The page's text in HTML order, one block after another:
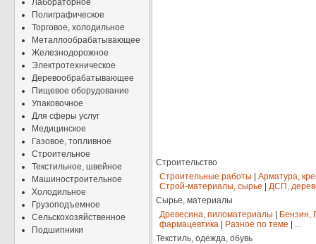
Лабораторное
Полиграфическое
Торговое, холодильное
Металлообрабатывающее
Железнодорожное
Электротехническое
Деревообрабатывающее
Пищевое оборудование
Упаковочное
Для сферы услуг
Медицинское
Газовое, топливное
Строительное
Текстильное, швейное
Машиностроительное
Холодильное
Грузоподъемное
Сельскохозяйственное
Подшипники
Строительство
Строительные работы
Арматура,
Строй-материалы, сырье
ДСП,
Сырье, материалы
Древесина, пиломатериалы
Бензин,
фармацевтика
Разное по теме
...
Текстиль, одежда, обувь